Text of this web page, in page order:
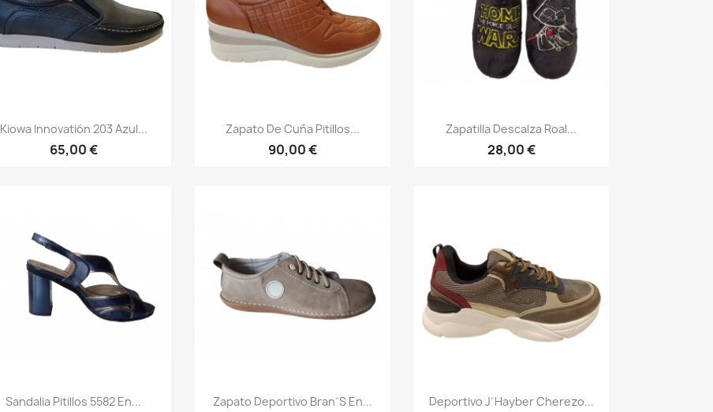
Vista rápida
Kiowa Innovatión 203 Azul...
65,00 €
 Vista rápida
Zapato De Cuña Pitillos...
90,00 €
Vista rápida
Zapatilla Descalza Roal...
28,00 €
Vista rápida
Sandalia Pitillos 5582 En... Vista rápida
Zapato Deportivo Bran´s En...  Vista rápida
Deportivo J´hayber Cherezo...